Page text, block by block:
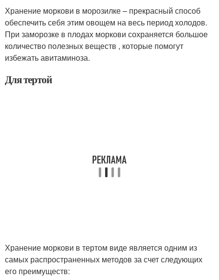
Хранение моркови в морозилке – прекрасный способ
обеспечить себя этим овощем на весь период холодов.
При заморозке в плодах моркови сохраняется большое
количество полезных веществ , которые помогут
избежать авитаминоза.
Для тертой
Хранение моркови в тертом виде является одним из
самых распространенных методов за счет следующих
его преимуществ: